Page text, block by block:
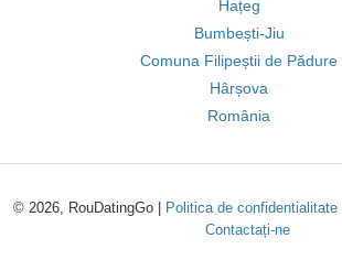
Hațeg
Bumbești-Jiu
Comuna Filipeștii de Pădure
Hârșova
România
© 2026, RouDatingGo | Politica de confidentialitate|
Contactați-ne